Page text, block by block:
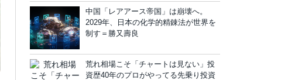
中国「レアアース帝国」は崩壊へ。
2029年、日本の化学的精錬法が世界を
制す＝勝又壽良
荒れ相場こそ「チャートは見ない」投
資歴40年のプロがやってる先乗り投資